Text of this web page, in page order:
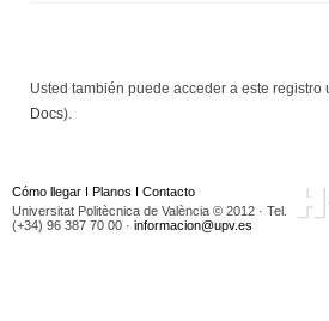
Usted también puede acceder a este registro
Docs).
Cómo llegar I Planos I Contacto
Universitat Politècnica de València © 2012 · Tel.
(+34) 96 387 70 00 · informacion@upv.es